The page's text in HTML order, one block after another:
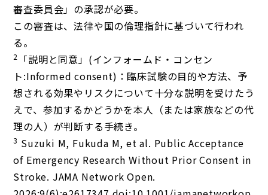
審査委員会」の承認が必要。
この審査は、法律や国の倫理指針に基づいて行われ
る。
2
「説明と同意」(インフォームド・コンセン
ト:Informed consent)：臨床試験の目的や方法、予
想される効果やリスクについて十分な説明を受けたう
えで、参加するかどうかを本人（または家族などの代
理の人）が判断する手続き。
3 Suzuki M, Fukuda M, et al. Public Acceptance
of Emergency Research Without Prior Consent in
Stroke. JAMA Network Open.